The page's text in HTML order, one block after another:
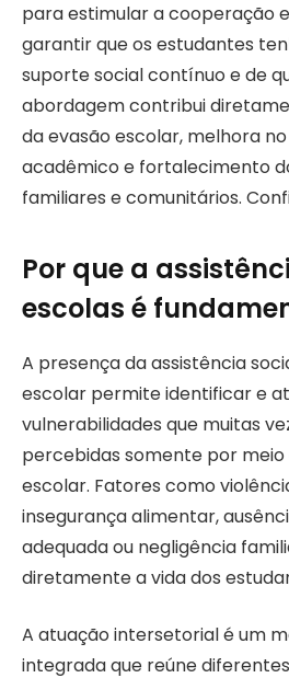
para estimular a cooperação
garantir que os estudantes
suporte social contínuo e de
abordagem contribui
da evasão escolar, melhora
acadêmico e fortalecimento
familiares e comunitários.
Por que a
escolas é
A presença da assistência
escolar permite identificar e
vulnerabilidades que muitas
percebidas somente por
escolar. Fatores como
insegurança alimentar,
adequada ou negligência
diretamente a vida dos
A atuação intersetorial é um
integrada que reúne